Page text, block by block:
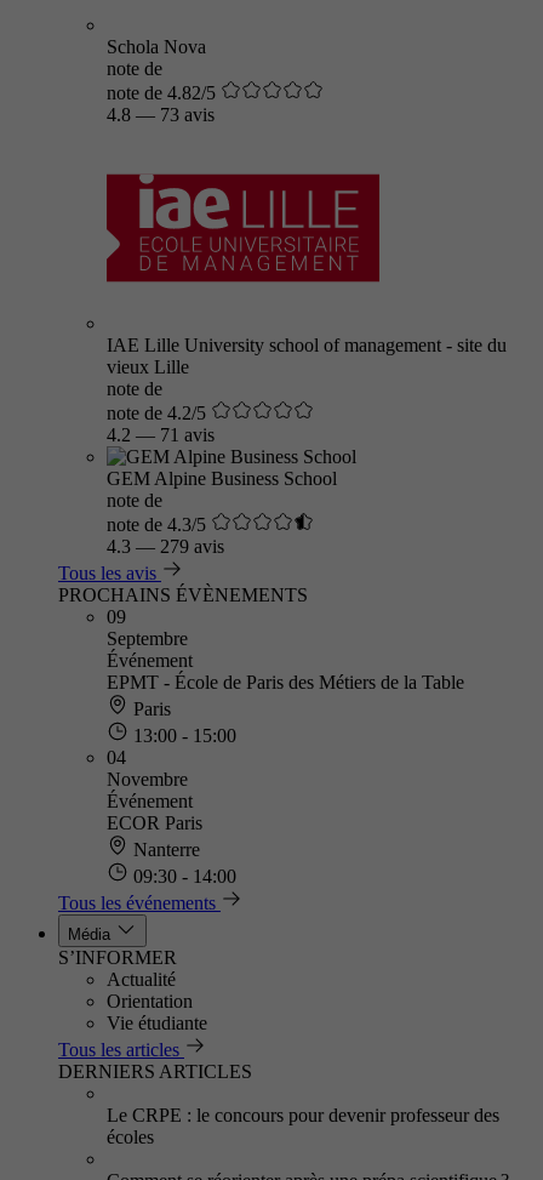
Schola Nova
note de
note de 4.82/5
4.8 — 73 avis
IAE Lille University school of management - site du
vieux Lille
note de
note de 4.2/5
4.2 — 71 avis
GEM Alpine Business School
note de
note de 4.3/5
4.3 — 279 avis
Tous les avis
PROCHAINS ÉVÈNEMENTS
09
Septembre
Événement
EPMT - École de Paris des Métiers de la Table
Paris
13:00 - 15:00
04
Novembre
Événement
ECOR Paris
Nanterre
09:30 - 14:00
Tous les événements
Média
S’INFORMER
Actualité
Orientation
Vie étudiante
Tous les articles
DERNIERS ARTICLES
Le CRPE : le concours pour devenir professeur des
écoles